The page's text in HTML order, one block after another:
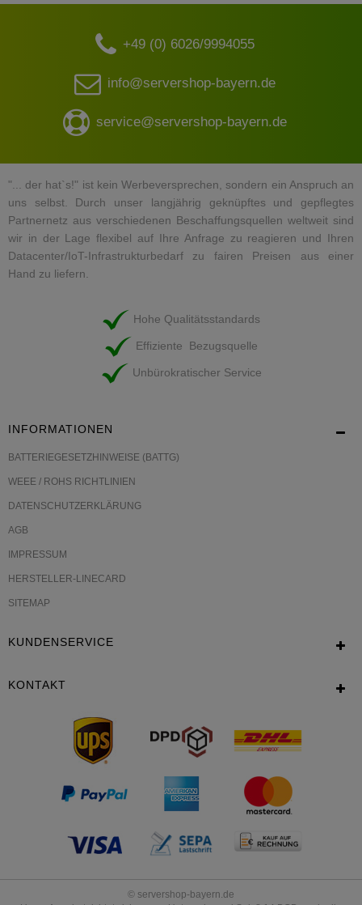
+49 (0) 6026/9994055
info@servershop-bayern.de
service@servershop-bayern.de
"... der hat`s!" ist kein Werbeversprechen, sondern ein Anspruch an
uns selbst. Durch unser langjährig geknüpftes und gepflegtes
Partnernetz aus verschiedenen Beschaffungsquellen weltweit sind
wir in der Lage flexibel auf Ihre Anfrage zu reagieren und Ihren
Datacenter/IoT-Infrastrukturbedarf zu fairen Preisen aus einer
Hand zu liefern.
Hohe Qualitätsstandards
Effiziente Bezugsquelle
Unbürokratischer Service
INFORMATIONEN
BATTERIEGESETZHINWEISE (BATTG)
WEEE / ROHS RICHTLINIEN
DATENSCHUTZERKLÄRUNG
AGB
IMPRESSUM
HERSTELLER-LINECARD
SITEMAP
KUNDENSERVICE
KONTAKT
© servershop-bayern.de